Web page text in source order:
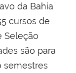
da Bahia
cursos de
Seleção
são para
semestres